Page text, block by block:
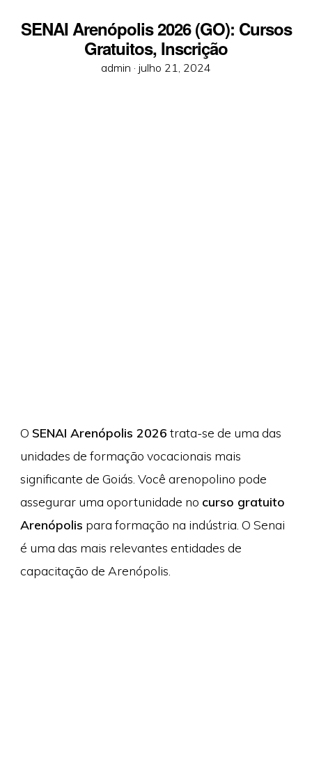
SENAI Arenópolis 2026 (GO): Cursos
Gratuitos, Inscrição
admin · Posted
julho 21, 2024
O SENAI Arenópolis 2026 trata-se de uma das
unidades de formação vocacionais mais
significante de Goiás. Você arenopolino pode
assegurar uma oportunidade no curso gratuito
Arenópolis para formação na indústria. O Senai
é uma das mais relevantes entidades de
capacitação de Arenópolis.